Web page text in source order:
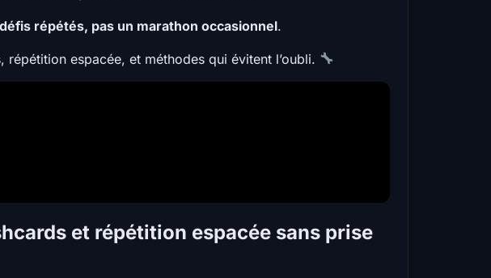
répétés, pas un marathon occasionnel.
espacée, et méthodes qui évitent l’oubli.
et répétition espacée sans prise